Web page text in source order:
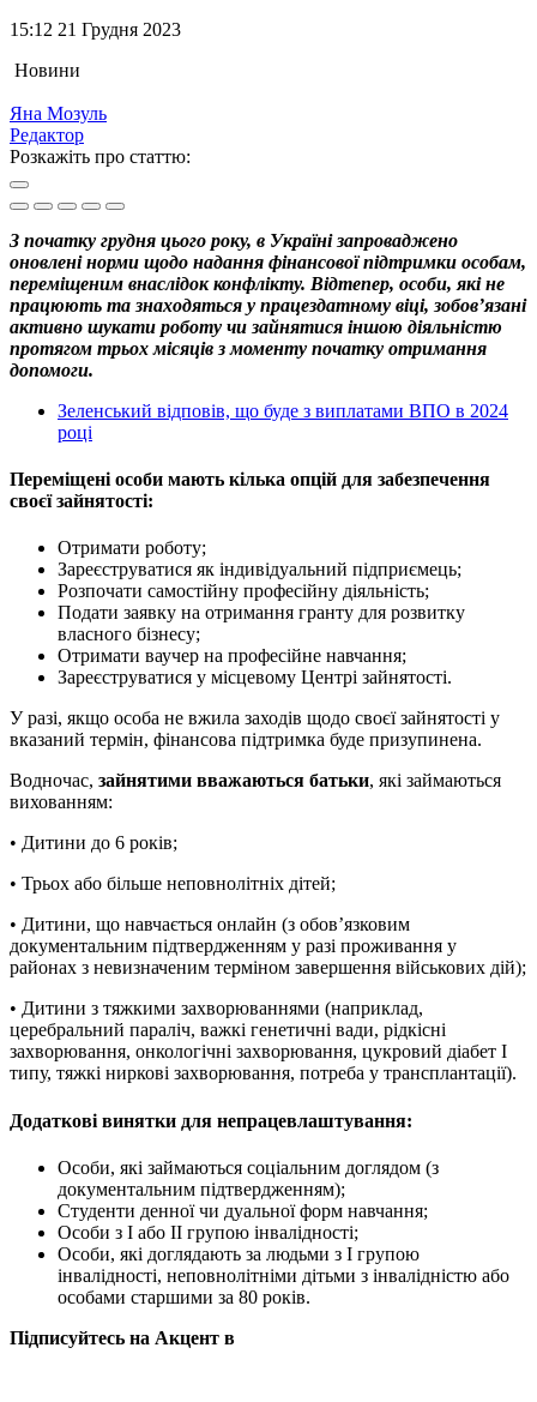
15:12 21 Грудня 2023
Новини
Яна Мозуль
Редактор
Розкажіть про статтю:
З початку грудня цього року, в Україні запроваджено
оновлені норми щодо надання фінансової підтримки особам,
переміщеним внаслідок конфлікту. Відтепер, особи, які не
працюють та знаходяться у працездатному віці, зобов’язані
активно шукати роботу чи зайнятися іншою діяльністю
протягом трьох місяців з моменту початку отримання
допомоги.
Зеленський відповів, що буде з виплатами ВПО в 2024
році
Переміщені особи мають кілька опцій для забезпечення
своєї зайнятості:
Отримати роботу;
Зареєструватися як індивідуальний підприємець;
Розпочати самостійну професійну діяльність;
Подати заявку на отримання гранту для розвитку
власного бізнесу;
Отримати ваучер на професійне навчання;
Зареєструватися у місцевому Центрі зайнятості.
У разі, якщо особа не вжила заходів щодо своєї зайнятості у
вказаний термін, фінансова підтримка буде призупинена.
Водночас, зайнятими вважаються батьки, які займаються
вихованням:
• Дитини до 6 років;
• Трьох або більше неповнолітніх дітей;
• Дитини, що навчається онлайн (з обов’язковим
документальним підтвердженням у разі проживання у
районах з невизначеним терміном завершення військових дій);
• Дитини з тяжкими захворюваннями (наприклад,
церебральний параліч, важкі генетичні вади, рідкісні
захворювання, онкологічні захворювання, цукровий діабет I
типу, тяжкі ниркові захворювання, потреба у трансплантації).
Додаткові винятки для непрацевлаштування:
Особи, які займаються соціальним доглядом (з
документальним підтвердженням);
Студенти денної чи дуальної форм навчання;
Особи з I або II групою інвалідності;
Особи, які доглядають за людьми з I групою
інвалідності, неповнолітніми дітьми з інвалідністю або
особами старшими за 80 років.
Підписуйтесь на Акцент в